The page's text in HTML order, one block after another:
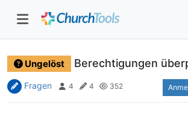
Ungelöst Berechtigungen
Fragen 4 4 352